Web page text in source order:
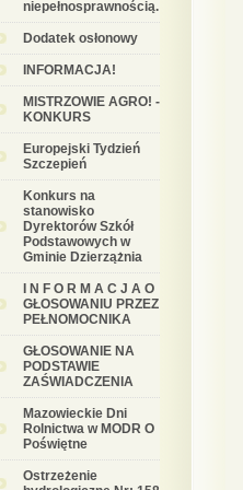
niepełnosprawnością.
Dodatek osłonowy
INFORMACJA!
MISTRZOWIE AGRO! -
KONKURS
Europejski Tydzień
Szczepień
Konkurs na
stanowisko
Dyrektorów Szkół
Podstawowych w
Gminie Dzierzążnia
I N F O R M A C J A O
GŁOSOWANIU PRZEZ
PEŁNOMOCNIKA
GŁOSOWANIE NA
PODSTAWIE
ZAŚWIADCZENIA
Mazowieckie Dni
Rolnictwa w MODR O
Poświętne
Ostrzeżenie